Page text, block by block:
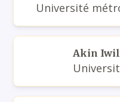
Université
Akin